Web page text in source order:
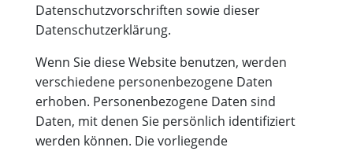
Datenschutzvorschriften sowie dieser
Datenschutzerklärung.
Wenn Sie diese Website benutzen, werden
verschiedene personenbezogene Daten
erhoben. Personenbezogene Daten sind
Daten, mit denen Sie persönlich identifiziert
werden können. Die vorliegende